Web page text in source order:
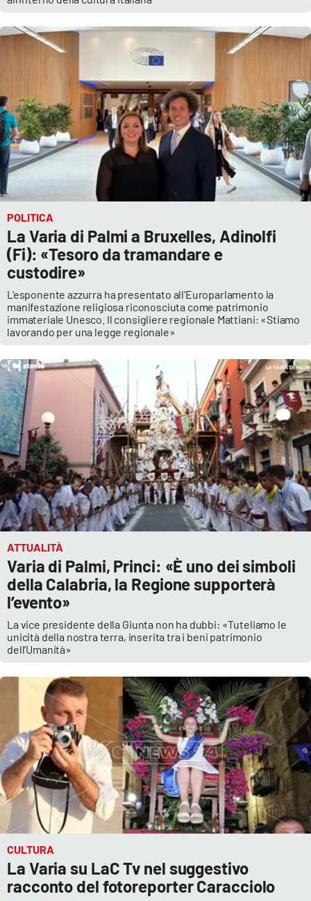
POLITICA
La Varia di Palmi a Bruxelles, Adinolfi
(Fi): «Tesoro da tramandare e
custodire»
L'esponente azzurra ha presentato all'Europarlamento la
manifestazione religiosa riconosciuta come patrimonio
immateriale Unesco. Il consigliere regionale Mattiani: «Stiamo
lavorando per una legge regionale»
ATTUALITÀ
Varia di Palmi, Princi: «È uno dei simboli
della Calabria, la Regione supporterà
l’evento»
La vice presidente della Giunta non ha dubbi: «Tuteliamo le
unicità della nostra terra, inserita tra i beni patrimonio
dell’Umanità»
CULTURA
La Varia su LaC Tv nel suggestivo
racconto del fotoreporter Caracciolo